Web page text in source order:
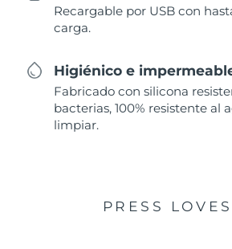
Recargable por USB con
carga.
Higiénico e
Fabricado con silicona
bacterias, 100% resistente al
limpiar.
PRESS